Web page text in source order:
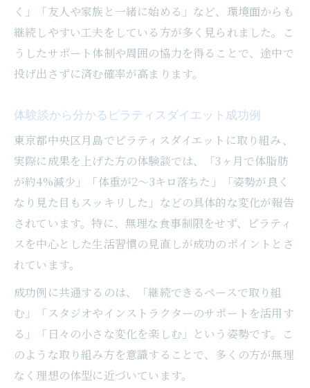
く」「友人や家族と一緒に始める」など、環境面からも
継続しやすい工夫をしている方が多く見られました。こ
うしたサポート体制や周囲の協力を得ることで、途中で
投げ出さずに済む確率が高まります。
体験談から分かるピラティスダイエット成功例
東京都中央区月島でピラティスダイエットに取り組み、
実際に成果を上げた方の体験談では、「3ヶ月で体脂肪
が約4%減少」「体重が2〜3キロ落ちた」「姿勢が良く
なり見た目もスッキリした」などの具体的な変化が報告
されています。特に、無理な食事制限をせず、ピラティ
スを中心とした生活習慣の見直しが成功のポイントとさ
れています。
成功例に共通するのは、「継続できるペースで取り組
む」「スタジオやインストラクターのサポートを活用す
る」「日々の小さな変化を楽しむ」という姿勢です。こ
のような取り組み方を意識することで、多くの方が無理
なく理想の体型に近づいています。